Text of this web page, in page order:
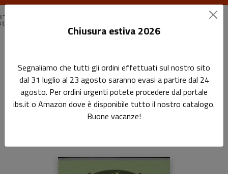
La magia dei libri
Sottotitolo non presente
Chiusura estiva 2026
Segnaliamo che tutti gli ordini effettuati sul nostro sito
dal 31 luglio al 23 agosto saranno evasi a partire dal 24
agosto. Per ordini urgenti potete procedere dal portale
ibs.it o Amazon dove è disponibile tutto il nostro catalogo.
Buone vacanze!